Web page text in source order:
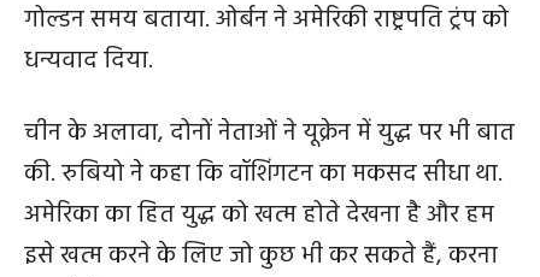
गोल्डन समय बताया. ओर्बन ने अमेरिकी राष्ट्रपति ट्रंप को
धन्यवाद दिया.
चीन के अलावा, दोनों नेताओं ने यूक्रेन में युद्ध पर भी बात
की. रुबियो ने कहा कि वॉशिंगटन का मकसद सीधा था.
अमेरिका का हित युद्ध को खत्म होते देखना है और हम
इसे खत्म करने के लिए जो कुछ भी कर सकते हैं, करना